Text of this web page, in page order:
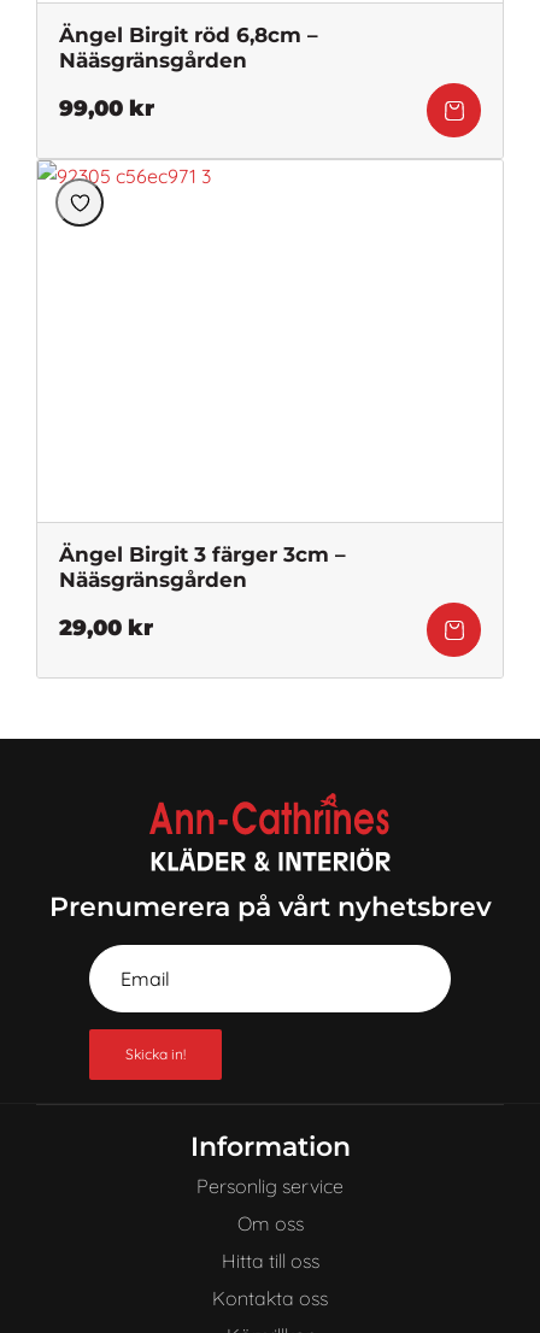
Ängel Birgit röd 6,8cm –
Nääsgränsgården
99,00 kr
Ängel Birgit 3 färger 3cm –
Nääsgränsgården
29,00 kr
Prenumerera på vårt nyhetsbrev
Skicka in!
Information
Personlig service
Om oss
Hitta till oss
Kontakta oss